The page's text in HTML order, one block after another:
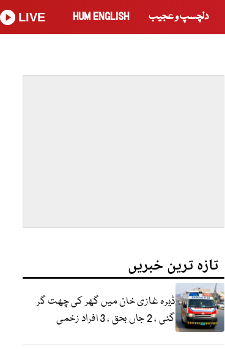
دلچسپ و عجیب HUM ENGLISH
LIVE
تازہ ترین خبریں
ڈیرہ غازی خان میں گھر کی چھت گر
گئی ، 2 جاں بحق ، 3 افراد زخمی